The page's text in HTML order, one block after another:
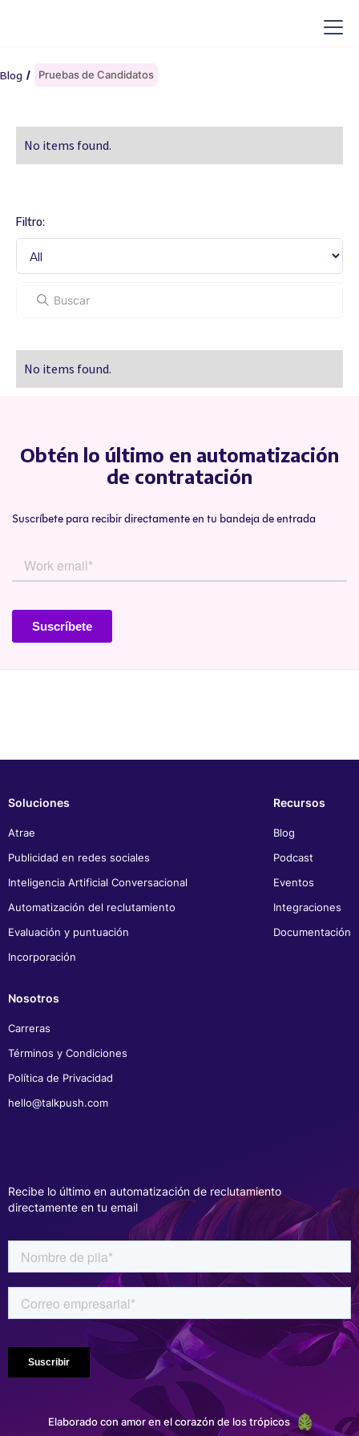
Blog / Pruebas de Candidatos
No items found.
Filtro:
No items found.
Obtén lo último en automatización
de contratación
Suscríbete para recibir directamente en tu bandeja de entrada
Soluciones
Atrae
Publicidad en redes sociales
Inteligencia Artificial Conversacional
Automatización del reclutamiento
Evaluación y puntuación
Incorporación
Recursos
Blog
Podcast
Eventos
Integraciones
Documentación
Nosotros
Carreras
Términos y Condiciones
Política de Privacidad
hello@talkpush.com
Recibe lo último en automatización de reclutamiento
directamente en tu email
Elaborado con amor en el corazón de los trópicos